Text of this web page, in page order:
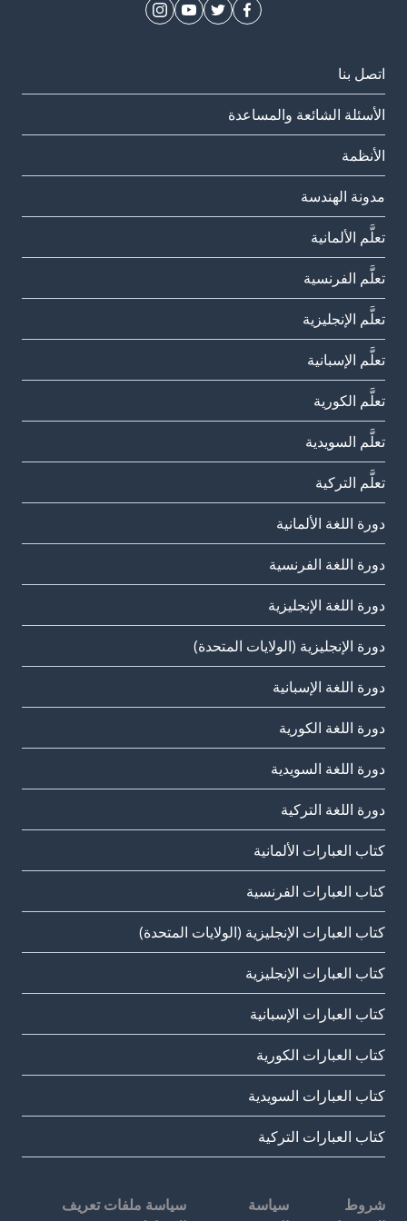
اتصل بنا
الأسئلة الشائعة والمساعدة
الأنظمة
مدونة الهندسة
تعلَّم الألمانية
تعلَّم الفرنسية
تعلَّم الإنجليزية
تعلَّم الإسبانية
تعلَّم الكورية
تعلَّم السويدية
تعلَّم التركية
دورة اللغة الألمانية
دورة اللغة الفرنسية
دورة اللغة الإنجليزية
دورة الإنجليزية (الولايات المتحدة)
دورة اللغة الإسبانية
دورة اللغة الكورية
دورة اللغة السويدية
دورة اللغة التركية
كتاب العبارات الألمانية
كتاب العبارات الفرنسية
كتاب العبارات الإنجليزية (الولايات المتحدة)
كتاب العبارات الإنجليزية
كتاب العبارات الإسبانية
كتاب العبارات الكورية
كتاب العبارات السويدية
كتاب العبارات التركية
شروط
سياسة
سياسة ملفات تعريف